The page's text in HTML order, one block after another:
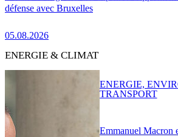
défense avec Bruxelles
05.08.2026
ENERGIE & CLIMAT
Emmanuel Macron
ENERGIE,
TRANSPORT